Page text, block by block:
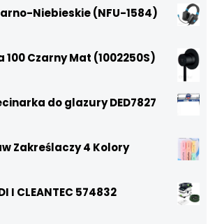
Niebieskie (NFU-1584)
Czarny Mat (1002250S)
do glazury DED7827
Zakreślaczy 4 Kolory
I CLEANTEC 574832